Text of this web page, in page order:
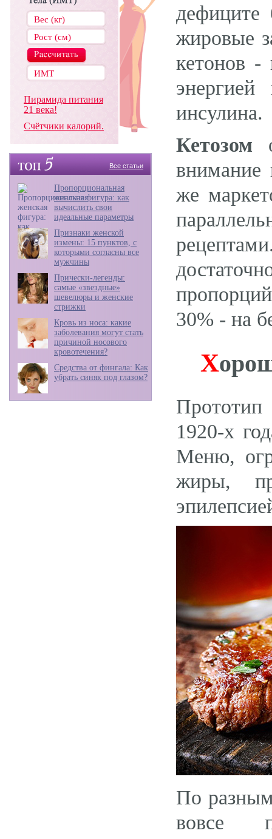
Пирамида питания
21 века!
Счётчики калорий.
Все статьи
Пропорциональная
женская фигура: как
вычислить свои
идеальные параметры
Признаки женской
измены: 15 пунктов, с
которыми согласны все
мужчины
Прически-легенды:
самые «звездные»
шевелюры и женские
стрижки
Кровь из носа: какие
заболевания могут стать
причиной носового
кровотечения?
Средства от фингала: Как
убрать синяк под глазом?
дефиците
жировые
кетонов -
инсулина.
Кетозом
внимание
же
30% - на
Х
1920-х
Меню,
жиры,
По
вовсе